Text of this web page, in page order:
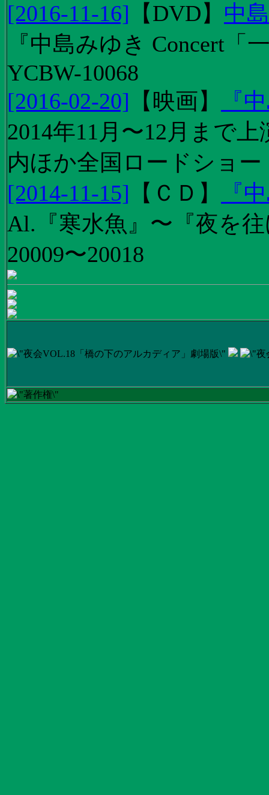
[2016-11-16] 【DVD】 中
『中島みゆき Concert
YCBW-10068
[2016-02-20] 【 映画】
『
2014年11月〜12月まで
内ほか全国ロードショー
[2014-11-15] 【 ＣＤ 】
『
Al.『寒水魚』〜『夜を
20009〜20018